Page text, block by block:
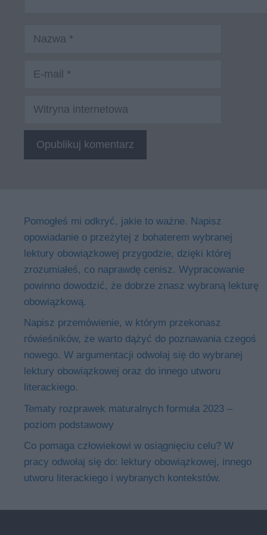
Witryna
internetowa
Pomogłeś mi odkryć, jakie to ważne. Napisz
opowiadanie o przeżytej z bohaterem wybranej
lektury obowiązkowej przygodzie, dzięki której
zrozumiałeś, co naprawdę cenisz. Wypracowanie
powinno dowodzić, że dobrze znasz wybraną lekturę
obowiązkową.
Napisz przemówienie, w którym przekonasz
rówieśników, że warto dążyć do poznawania czegoś
nowego. W argumentacji odwołaj się do wybranej
lektury obowiązkowej oraz do innego utworu
literackiego.
Tematy rozprawek maturalnych formuła 2023 –
poziom podstawowy
Co pomaga człowiekowi w osiągnięciu celu? W
pracy odwołaj się do: lektury obowiązkowej, innego
utworu literackiego i wybranych kontekstów.